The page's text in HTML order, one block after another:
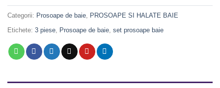
Categorii: Prosoape de baie PROSOAPE SI HALATE BAIE
Etichete: 3 piese Prosoape de baie set prosoape baie